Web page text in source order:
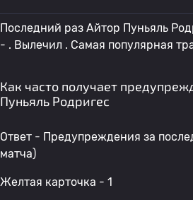
Последний раз Айтор Пуньяль
- . Вылечил . Самая популярная
Как часто получает
Пуньяль Родригес
Ответ - Предупреждения за
матча)
Желтая карточка - 1